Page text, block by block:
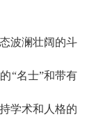
波澜壮阔的斗
“名士”和带有
学术和人格的